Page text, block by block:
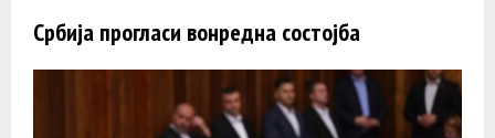
Србија прогласи вонредна состојба